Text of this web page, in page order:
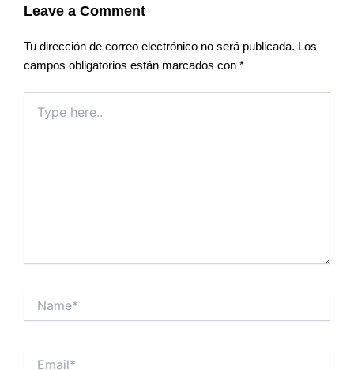
Leave a Comment
Tu dirección de correo electrónico no será publicada. Los
campos obligatorios están marcados con *
here..